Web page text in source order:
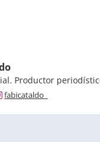
Productor
fabicataldo_